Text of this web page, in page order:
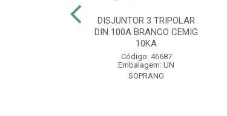
DISJUNTOR 3 TRIPOLAR
DIN 100A BRANCO CEMIG
10KA
Código: 46687
Embalagem: UN
SOPRANO